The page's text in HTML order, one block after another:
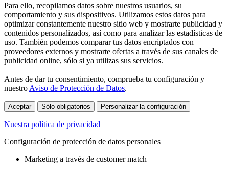
Para ello, recopilamos datos sobre nuestros usuarios, su
comportamiento y sus dispositivos. Utilizamos estos datos para
optimizar constantemente nuestro sitio web y mostrarte publicidad y
contenidos personalizados, así como para analizar las estadísticas de
uso. También podemos comparar tus datos encriptados con
proveedores externos y mostrarte ofertas a través de sus canales de
publicidad online, sólo si ya utilizas sus servicios.
Antes de dar tu consentimiento, comprueba tu configuración y
nuestro Aviso de Protección de Datos.
Aceptar Sólo obligatorios Personalizar la configuración
Nuestra política de privacidad
Configuración de protección de datos personales
Marketing a través de customer match